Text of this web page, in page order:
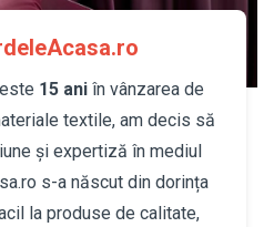
15 ani în vânzarea de
textile, am decis să
și expertiză în mediul
s-a născut din dorința
la produse de calitate,